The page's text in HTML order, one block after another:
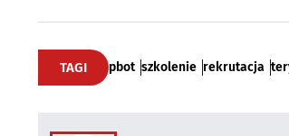
TAGI pbot szkolenie rekrutacja